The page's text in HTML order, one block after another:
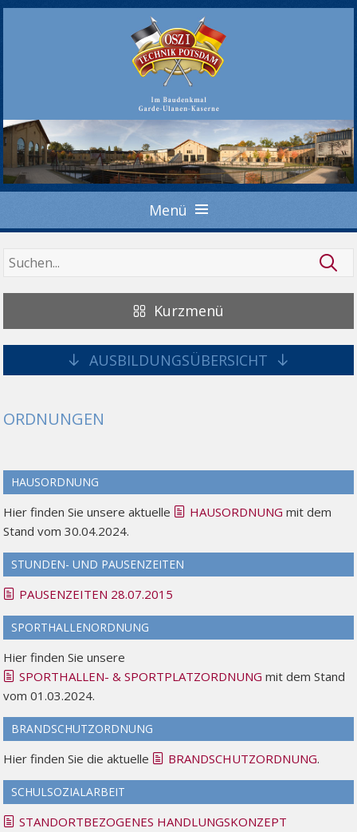
Menü
Kurzmenü
AUSBILDUNGSÜBERSICHT
ORDNUNGEN
HAUSORDNUNG
Hier finden Sie unsere aktuelle HAUSORDNUNG mit dem
Stand vom 30.04.2024.
STUNDEN- UND PAUSENZEITEN
PAUSENZEITEN 28.07.2015
SPORTHALLENORDNUNG
Hier finden Sie unsere
SPORTHALLEN- & SPORTPLATZORDNUNG mit dem Stand
vom 01.03.2024.
BRANDSCHUTZORDNUNG
Hier finden Sie die aktuelle BRANDSCHUTZORDNUNG.
SCHULSOZIALARBEIT
STANDORTBEZOGENES HANDLUNGSKONZEPT